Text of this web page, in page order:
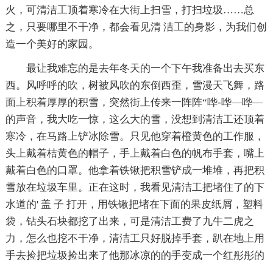
火，可清洁工顶着寒冷在大街上扫雪，打扫垃圾……总
之，只要哪里不干净，都会看见清 洁工的身影，为我们创
造一个美好的家园。
最让我难忘的是去年冬天的一个下午我准备出去买东
西。风呼呼的吹，树被风吹的东倒西歪，雪漫天飞舞，路
面上积着厚厚的积雪，突然街上传来一阵阵“哗-哗—哗—
的声音，我大吃一惊，这么大的雪，没想到清洁工还顶着
寒冷，在马路上铲冰除雪。只见他穿着橙黄色的工作服，
头上戴着桔黄色的帽子，手上戴着白色的帆布手套，嘴上
戴着白色的口罩。他拿着铁锹把积雪铲成一堆堆，再把积
雪放在垃圾车里。正在这时，我看见清洁工把堵住了的下
水道的' 盖 子 打开，用铁锹把堵在下面的果皮纸屑，塑料
袋，钻头石块都挖了出来，可是清洁工费了九牛二虎之
力，怎么也挖不干净，清洁工只好脱掉手套，趴在地上用
手去捡把垃圾捡出来了他那冰凉的的手变成一个红彤彤的